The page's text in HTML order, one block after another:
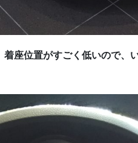
着座位置がすごく低いので、